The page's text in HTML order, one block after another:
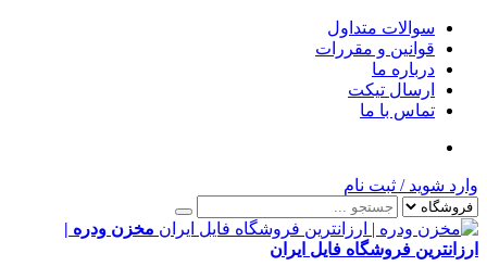
سوالات متداول
قوانین و مقررات
درباره ما
ارسال تیکت
تماس با ما
وارد شوید / ثبت نام
مخزن ودره |
ارزانترین فروشگاه فایل ایران